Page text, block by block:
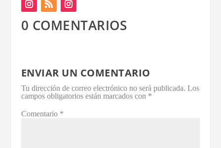
0 COMENTARIOS
ENVIAR UN COMENTARIO
Tu dirección de correo electrónico no será publicada. Los
campos obligatorios están marcados con *
Comentario *